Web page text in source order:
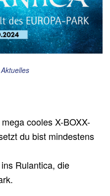
Aktuelles
cooles X-BOXX-
du bist mindestens
Rulantica, die